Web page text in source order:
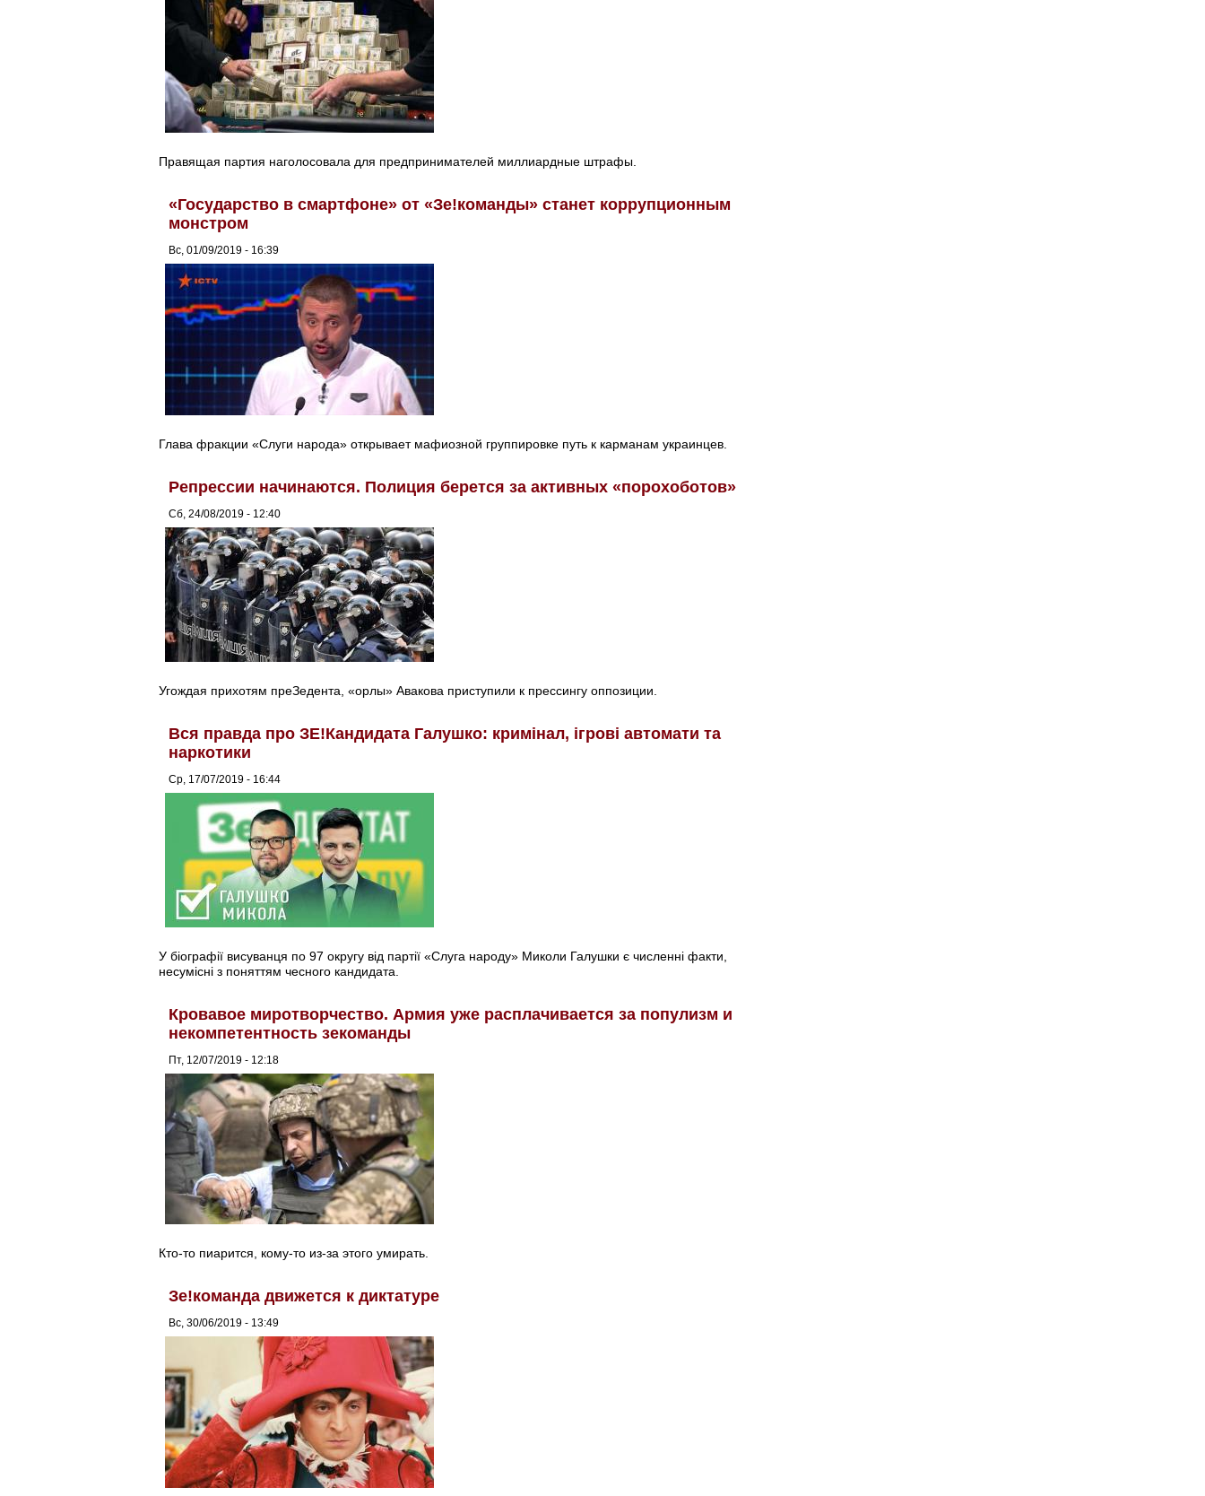
Правящая партия наголосовала для предпринимателей миллиардные штрафы.
«Государство в смартфоне» от «Зе!команды» станет коррупционным
монстром
Вс, 01/09/2019 - 16:39
Глава фракции «Слуги народа» открывает мафиозной группировке путь к карманам украинцев.
Репрессии начинаются. Полиция берется за активных «порохоботов»
Сб, 24/08/2019 - 12:40
Угождая прихотям преЗедента, «орлы» Авакова приступили к прессингу оппозиции.
Вся правда про ЗЕ!Кандидата Галушко: кримінал, ігрові автомати та
наркотики
Ср, 17/07/2019 - 16:44
У біографії висуванця по 97 округу від партії «Слуга народу» Миколи Галушки є численні факти,
несумісні з поняттям чесного кандидата.
Кровавое миротворчество. Армия уже расплачивается за популизм и
некомпетентность зекоманды
Пт, 12/07/2019 - 12:18
Кто-то пиарится, кому-то из-за этого умирать.
Зе!команда движется к диктатуре
Вс, 30/06/2019 - 13:49